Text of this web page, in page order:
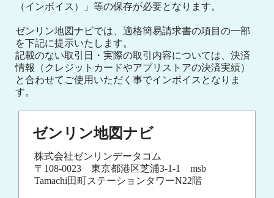
（インボイス）」等の保存が必要となります。
ゼンリン地図ナビでは、適格簡易請求書の項目の一部
を下記に提示いたします。
記載のない取引日・実際の取引内容については、決済
情報（クレジットカードやアプリストアの決済実績）
と合わせてご使用いただく事でインボイスとなりま
す。
ゼンリン地図ナビ
株式会社ゼンリンデータコム
〒108-0023 東京都港区芝浦3-1-1 msb
Tamachi田町ステーションタワーN22階